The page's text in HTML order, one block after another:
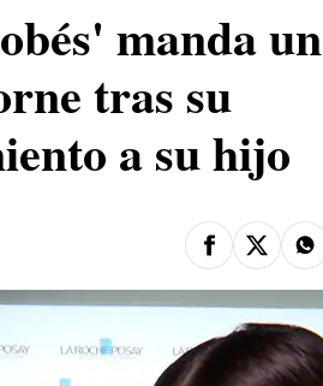
manda un
tras su
a su hijo